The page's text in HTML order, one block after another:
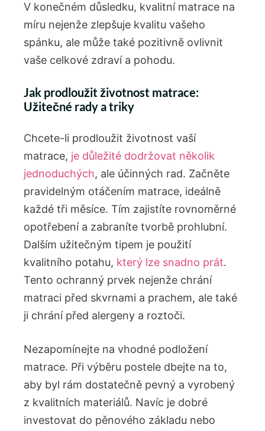
V konečném důsledku, kvalitní matrace na
míru nejenže zlepšuje kvalitu vašeho
spánku, ale může také pozitivně ovlivnit
vaše celkové zdraví a pohodu.
Jak prodloužit životnost matrace:
Užitečné rady a triky
Chcete-li prodloužit životnost vaší
matrace, je důležité dodržovat několik
jednoduchých, ale účinných rad. Začněte
pravidelným otáčením matrace, ideálně
každé tři měsíce. Tím zajistíte rovnoměrné
opotřebení a zabraníte tvorbě prohlubní.
Dalším užitečným tipem je použití
kvalitního potahu, který lze snadno prát.
Tento ochranný prvek nejenže chrání
matraci před skvrnami a prachem, ale také
ji chrání před alergeny a roztoči.
Nezapomínejte na vhodné podložení
matrace. Při výběru postele dbejte na to,
aby byl rám dostatečně pevný a vyrobený
z kvalitních materiálů. Navíc je dobré
investovat do pěnového základu nebo